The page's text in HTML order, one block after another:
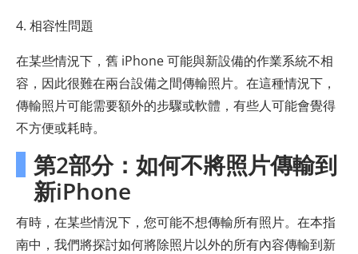
4. 相容性問題
在某些情況下，舊 iPhone 可能與新設備的作業系統不相
容，因此很難在兩台設備之間傳輸照片。在這種情況下，
傳輸照片可能需要額外的步驟或軟體，有些人可能會覺得
不方便或耗時。
第2部分：如何不將照片傳輸到
新iPhone
有時，在某些情況下，您可能不想傳輸所有照片。在本指
南中，我們將探討如何將除照片以外的所有內容傳輸到新